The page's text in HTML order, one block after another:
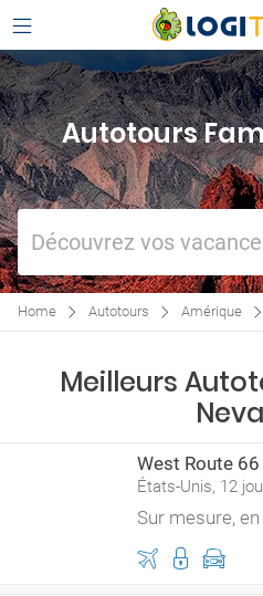
Autotours
Découvrez vos
Home Autotours Amérique
Meilleurs
West Route 66
États-Unis, 12
Sur mesure,